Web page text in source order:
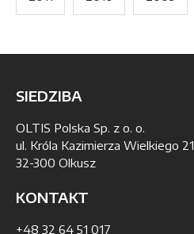
SIEDZIBA
OLTIS Polska Sp. z o. o.
ul. Króla Kazimierza Wielkiego 21
32-300 Olkusz
KONTAKT
+48 32 64 51 017